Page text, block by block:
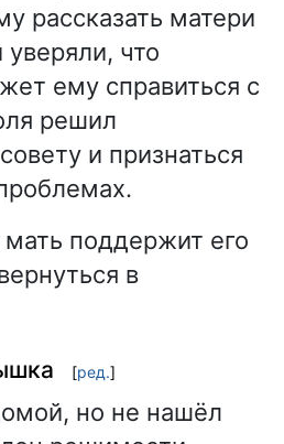
рассказать матери
что
ему справиться с
решил
и признаться
мать поддержит его
в
[ред.]
но не нашёл